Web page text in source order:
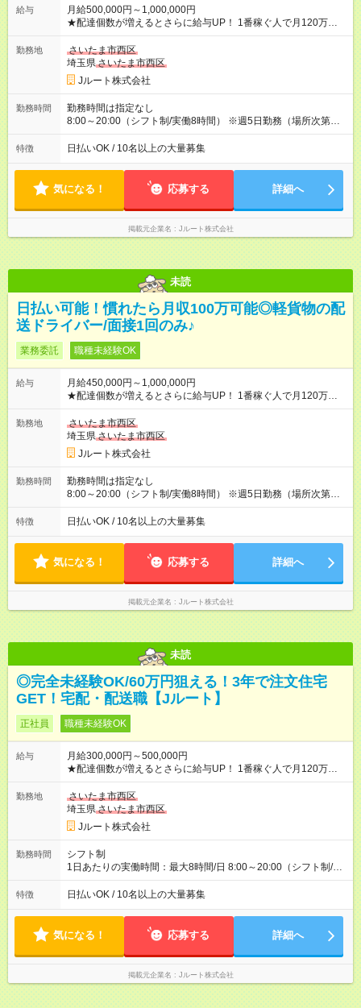
給与
月給500,000円～1,000,000円
★配達個数が増えるとさらに給与UP！ 1番稼ぐ人で月120万ほ
ど！ ・主要都市エリア 月収55万円／週5日稼働 月収65万~112
万円／週6日稼働 ・地方郊外エリア 月収40万円／週5日稼働 月
収40万円~50万円／週6日稼働 ＜モデルイメージ＞ ■月収50万
円 (27歳男性/江東区在住)※元建築関係 1日150個配達×25日勤務
(日休み) ■月収80万円(43歳男性/墨田区在住)※元営業 1日200個
勤務地
さいたま市西区
埼玉県さいたま市西区
Jルート株式会社
勤務時間
勤務時間は指定なし
8:00～20:00（シフト制/実働8時間） ※週5日勤務（場所次第で
は週4も有り） ※配達状況によって時間外での勤務可能性有り ※
案件により多少の前後あり ※配達が完了次第、帰社OKです
特徴 日払いOK / 10名以上の大量募集
気になる！ 応募する 詳細へ
掲載元企業名 Jルート株式会社
未読
日払い可能！慣れたら月収100万可能◎軽貨物の配
送ドライバー/面接1回のみ♪
業務委託 職種未経験OK
給与
月給450,000円～1,000,000円
★配達個数が増えるとさらに給与UP！ 1番稼ぐ人で月120万ほ
ど！ ・主要都市エリア 月収55万円／週5日稼働 月収65万~112
万円／週6日稼働 ・地方郊外エリア 月収40万円／週5日稼働 月
収40万円~50万円／週6日稼働 ＜モデルイメージ＞ ■月収50万
円 (27歳男性/江東区在住)※元建築関係 1日150個配達×25日勤務
(日休み) ■月収80万円(43歳男性/墨田区在住)※元営業 1日200個
勤務地
さいたま市西区
埼玉県さいたま市西区
Jルート株式会社
勤務時間
勤務時間は指定なし
8:00～20:00（シフト制/実働8時間） ※週5日勤務（場所次第で
は週4も有り） ※配達状況によって時間外での勤務可能性有り ※
案件により多少の前後あり ※配達が完了次第、帰社OKです
特徴 日払いOK / 10名以上の大量募集
気になる！ 応募する 詳細へ
掲載元企業名 Jルート株式会社
未読
◎完全未経験OK/60万円狙える！3年で注文住宅
GET！宅配・配送職【Jルート】
正社員 職種未経験OK
給与
月給300,000円～500,000円
★配達個数が増えるとさらに給与UP！ 1番稼ぐ人で月120万ほ
ど！ ・主要都市エリア 月収55万円／週5日稼働 月収65万~112
万円／週6日稼働 ・地方郊外エリア 月収40万円／週5日稼働 月
収40万円~50万円／週6日稼働 ＜モデルイメージ＞ ■月収50万
円 (27歳男性/江東区在住)※元建築関係 1日150個配達×25日勤務
(日休み) ■月収80万円(43歳男性/墨田区在住)※元営業 1日200個
勤務地
さいたま市西区
埼玉県さいたま市西区
Jルート株式会社
勤務時間
シフト制
1日あたりの実働時間：最大8時間/日 8:00～20:00（シフト制/実
働8時間） ※週5日勤務（場所次第では週4も有り） ※配達状況に
よって時間外での勤務可能性有り ※案件により多少の前後あり
特徴 日払いOK / 10名以上の大量募集
気になる！ 応募する 詳細へ
掲載元企業名 Jルート株式会社